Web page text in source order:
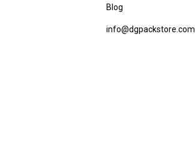
Blog
info@dgpackstore.com